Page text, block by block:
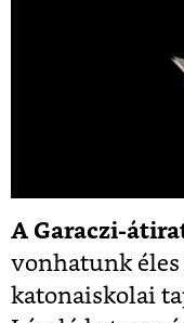
A Garaczi-
vonhatunk
katonaiskolai